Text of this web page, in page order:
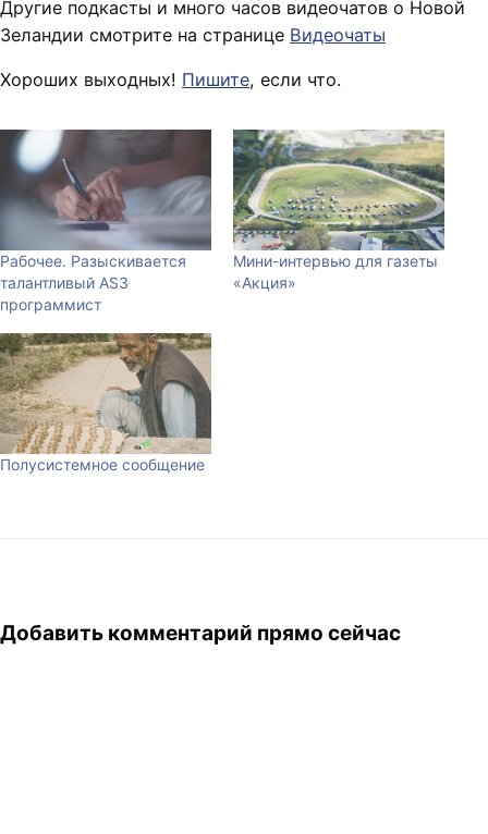
Другие подкасты и много часов видеочатов о Новой
Зеландии смотрите на странице Видеочаты
Хороших выходных! Пишите, если что.
Рабочее. Разыскивается
талантливый AS3
программист
Мини-интервью для газеты
«Акция»
Полусистемное сообщение
Добавить комментарий прямо сейчас